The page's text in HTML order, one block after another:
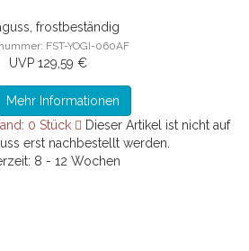
frostbeständig
FST-YOGI-060AF
UVP 129,59 €
Mehr Informationen
0 Stück
Dieser Artikel ist nicht auf
erst nachbestellt werden.
8 - 12 Wochen